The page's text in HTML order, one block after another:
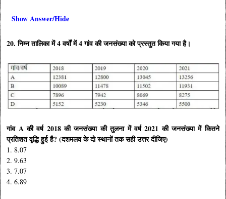
Show Answer/Hide
20. निम्न तालिका में 4 वर्षों में 4 गांव की जनसंख्या को प्रस्तुत किया गया है।
गांव A की वर्ष 2018 की जनसंख्या की तुलना में वर्ष 2021 की जनसंख्या में कितने
प्रतिशत वृद्धि हुई है? (दशमलव के दो स्थानों तक सही उत्तर दीजिए)
1. 8.07
2. 9.63
3. 7.07
4. 6.89